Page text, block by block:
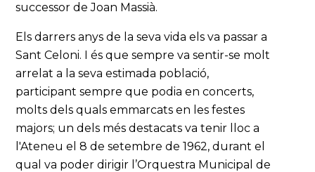
successor de Joan Massià.
Els darrers anys de la seva vida els va passar a
Sant Celoni. I és que sempre va sentir-se molt
arrelat a la seva estimada població,
participant sempre que podia en concerts,
molts dels quals emmarcats en les festes
majors; un dels més destacats va tenir lloc a
l'Ateneu el 8 de setembre de 1962, durant el
qual va poder dirigir l’Orquestra Municipal de